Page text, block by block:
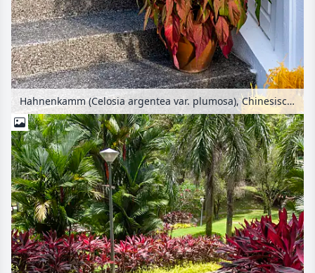
Hahnenkamm (Celosia argentea var. plumosa), Chinesischer Garten, Singapur